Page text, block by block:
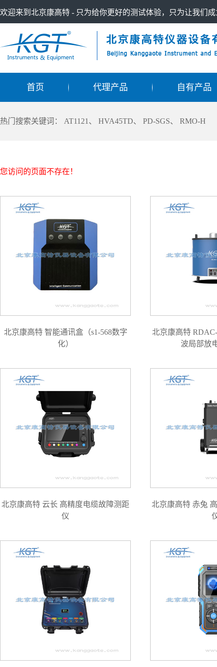
欢迎来到北京康高特 - 只为给你更好的测试体验，只为让我们
首页 代理产品 自有产品
热门搜索关键词： AT1121 、 HVA45TD、 PD-SGS、 RMO-H
您访问的页面不存在！
北京康高特 智能通讯盒（s1-568数字
化）
北京康高特
波局部放
北京康高特 云长 高精度电缆故障测距
仪
北京康高特 赤兔